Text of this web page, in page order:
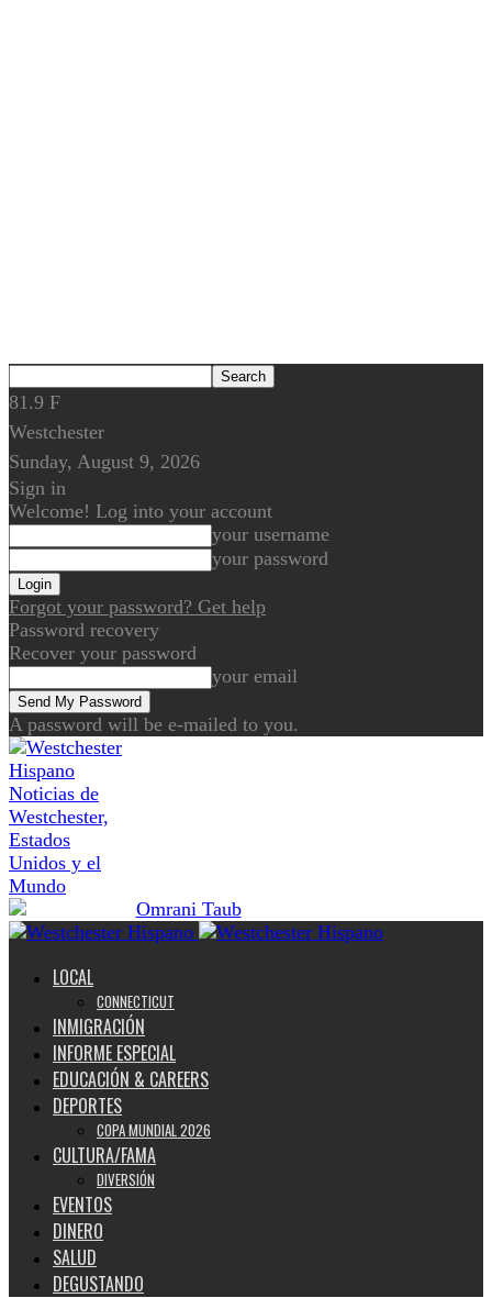
81.9 F
Westchester
Sunday, August 9, 2026
Sign in
Welcome! Log into your account
your username
your password
Forgot your password? Get help
Password recovery
Recover your password
your email
A password will be e-mailed to you.
Noticias de
Westchester,
Estados
Unidos y el
Mundo
LOCAL
CONNECTICUT
INMIGRACIÓN
INFORME ESPECIAL
EDUCACIÓN & CAREERS
DEPORTES
COPA MUNDIAL 2026
CULTURA/FAMA
DIVERSIÓN
EVENTOS
DINERO
SALUD
DEGUSTANDO